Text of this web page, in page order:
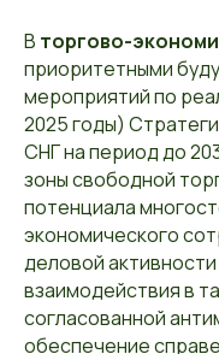
В торгово-
приоритетными
мероприятий по
2025 годы)
СНГ на период до
зоны свободной
потенциала
экономического
деловой
взаимодействия в
согласованной
обеспечение